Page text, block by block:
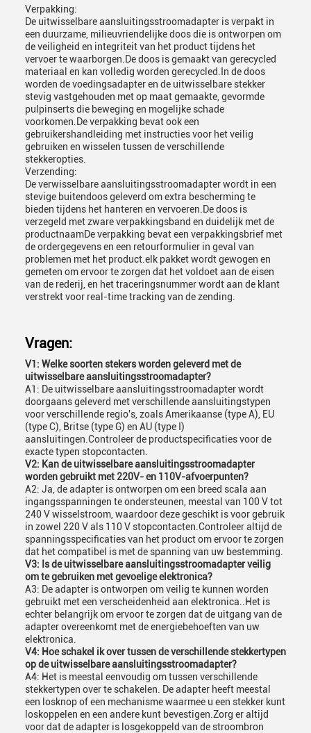
Verpakking:
De uitwisselbare aansluitingsstroomadapter is verpakt in
een duurzame, milieuvriendelijke doos die is ontworpen om
de veiligheid en integriteit van het product tijdens het
vervoer te waarborgen.De doos is gemaakt van gerecycled
materiaal en kan volledig worden gerecycled.In de doos
worden de voedingsadapter en de uitwisselbare stekker
stevig vastgehouden met op maat gemaakte, gevormde
pulpinserts die beweging en mogelijke schade
voorkomen.De verpakking bevat ook een
gebruikershandleiding met instructies voor het veilig
gebruiken en wisselen tussen de verschillende
stekkeropties.
Verzending:
De verwisselbare aansluitingsstroomadapter wordt in een
stevige buitendoos geleverd om extra bescherming te
bieden tijdens het hanteren en vervoeren.De doos is
verzegeld met zware verpakkingsband en duidelijk met de
productnaamDe verpakking bevat een verpakkingsbrief met
de ordergegevens en een retourformulier in geval van
problemen met het product.elk pakket wordt gewogen en
gemeten om ervoor te zorgen dat het voldoet aan de eisen
van de rederij, en het traceringsnummer wordt aan de klant
verstrekt voor real-time tracking van de zending.
Vragen:
V1: Welke soorten stekers worden geleverd met de
uitwisselbare aansluitingsstroomadapter?
A1: De uitwisselbare aansluitingsstroomadapter wordt
doorgaans geleverd met verschillende aansluitingstypen
voor verschillende regio's, zoals Amerikaanse (type A), EU
(type C), Britse (type G) en AU (type I)
aansluitingen.Controleer de productspecificaties voor de
exacte typen stopcontacten.
V2: Kan de uitwisselbare aansluitingsstroomadapter
worden gebruikt met 220V- en 110V-afvoerpunten?
A2: Ja, de adapter is ontworpen om een breed scala aan
ingangsspanningen te ondersteunen, meestal van 100 V tot
240 V wisselstroom, waardoor deze geschikt is voor gebruik
in zowel 220 V als 110 V stopcontacten.Controleer altijd de
spanningsspecificaties van het product om ervoor te zorgen
dat het compatibel is met de spanning van uw bestemming.
V3: Is de uitwisselbare aansluitingsstroomadapter veilig
om te gebruiken met gevoelige elektronica?
A3: De adapter is ontworpen om veilig te kunnen worden
gebruikt met een verscheidenheid aan elektronica..Het is
echter belangrijk om ervoor te zorgen dat de uitgang van de
adapter overeenkomt met de energiebehoeften van uw
elektronica.
V4: Hoe schakel ik over tussen de verschillende stekkertypen
op de uitwisselbare aansluitingsstroomadapter?
A4: Het is meestal eenvoudig om tussen verschillende
stekkertypen over te schakelen. De adapter heeft meestal
een losknop of een mechanisme waarmee u een stekker kunt
loskoppelen en een andere kunt bevestigen.Zorg er altijd
voor dat de adapter is losgekoppeld van de stroombron